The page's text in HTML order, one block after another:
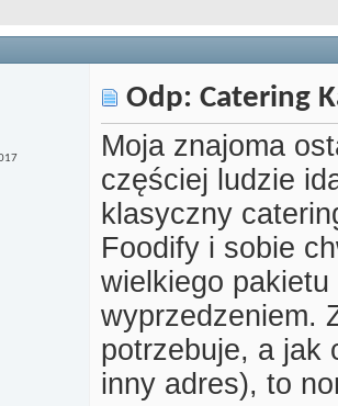
Odp: Catering
Moja znajoma
częściej ludzie
klasyczny
Foodify i sobie
wielkiego
wyprzedzeniem.
potrzebuje, a jak
inny adres), to